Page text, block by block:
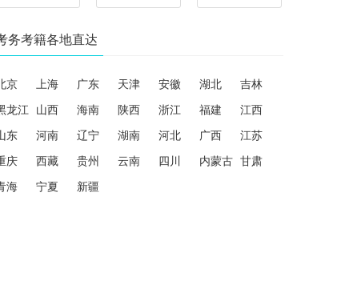
务考籍各地直达
京 上海 广东 天津 安徽 湖北 吉林
龙江 山西 海南 陕西 浙江 福建 江西
东 河南 辽宁 湖南 河北 广西 江苏
庆 西藏 贵州 云南 四川 内蒙古 甘肃
海 宁夏 新疆